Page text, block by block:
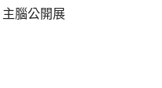
腦公開展